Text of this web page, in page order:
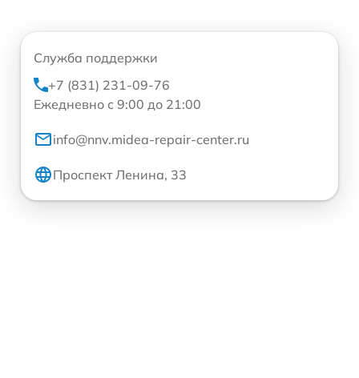
Служба поддержки
+7 (831) 231-09-76
Ежедневно с 9:00 до 21:00
info@nnv.midea-repair-center.ru
Проспект Ленина, 33